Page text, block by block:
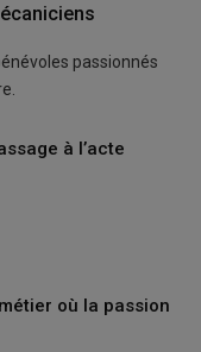
passionnés
à l’acte
où la passion